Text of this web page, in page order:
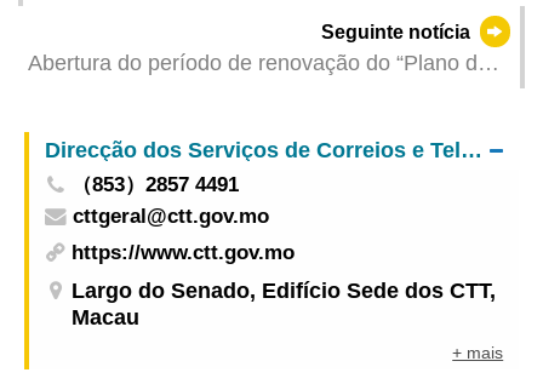
Seguinte notícia
Abertura do período de renovação do “Plano de
frequência das melhores instituições de ensino
superior no ranking mundial” e do “Plano de
pagamento dos juros ao crédito para os estudos”
para o ano lectivo de 2025/2026
Direcção dos Serviços de Correios e Telecomunicações
（853）2857 4491
cttgeral@ctt.gov.mo
https://www.ctt.gov.mo
Largo do Senado, Edifício Sede dos CTT,
Macau
+ mais